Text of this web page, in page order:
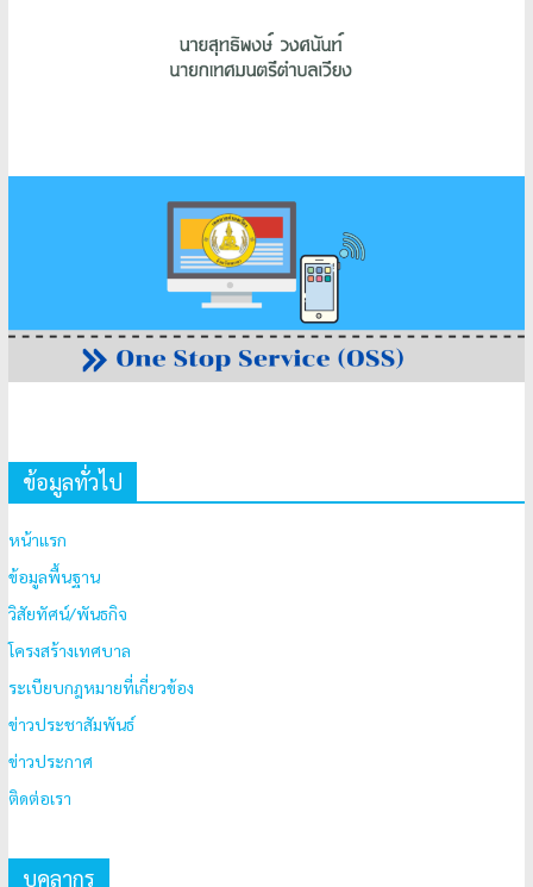
ข้อมูลทั่วไป
หน้าแรก
ข้อมูลพื้นฐาน
วิสัยทัศน์/พันธกิจ
โครงสร้างเทศบาล
ระเบียบกฎหมายที่เกี่ยวข้อง
ข่าวประชาสัมพันธ์
ข่าวประกาศ
ติดต่อเรา
บุคลากร